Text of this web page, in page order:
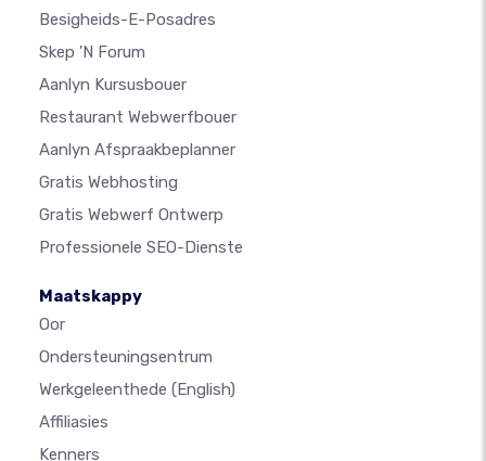
Besigheids-E-Posadres
Skep 'n Forum
Aanlyn Kursusbouer
Restaurant Webwerfbouer
Aanlyn Afspraakbeplanner
Gratis Webhosting
Gratis Webwerf Ontwerp
Professionele SEO-Dienste
Maatskappy
Oor
Ondersteuningsentrum
Werkgeleenthede (English)
Affiliasies
Kenners